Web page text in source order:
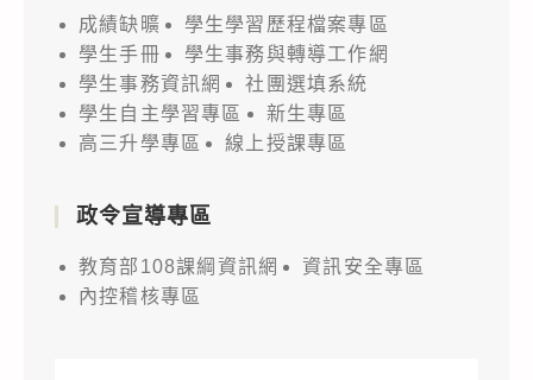
成績缺曠
學生學習歷程檔案專區
學生手冊
學生事務與轉導工作網
學生事務資訊網
社團選填系統
學生自主學習專區
新生專區
高三升學專區
線上授課專區
政令宣導專區
教育部108課綱資訊網
資訊安全專區
內控稽核專區